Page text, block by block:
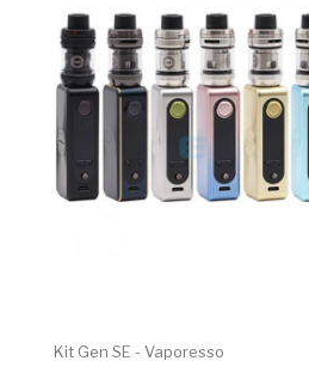
Kit Gen SE - Vaporesso